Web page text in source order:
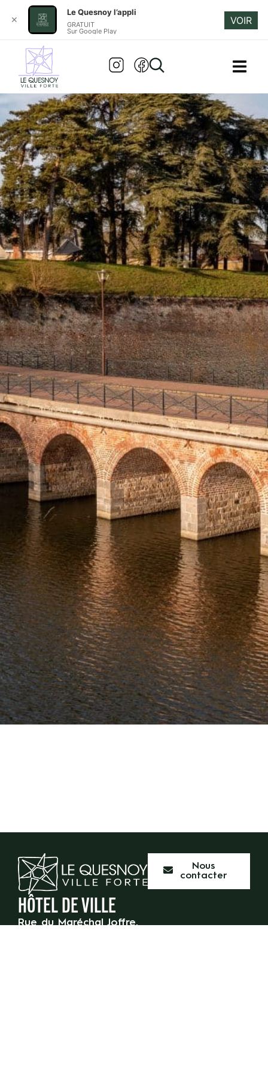
ASSOCIATION LEGTA
Accueil»
Nous
contacter
HÔTEL DE VILLE
Rue du Maréchal Joffre,
✕
Le Quesnoy l’appli
GRATUIT
Sur Google Play
VOIR